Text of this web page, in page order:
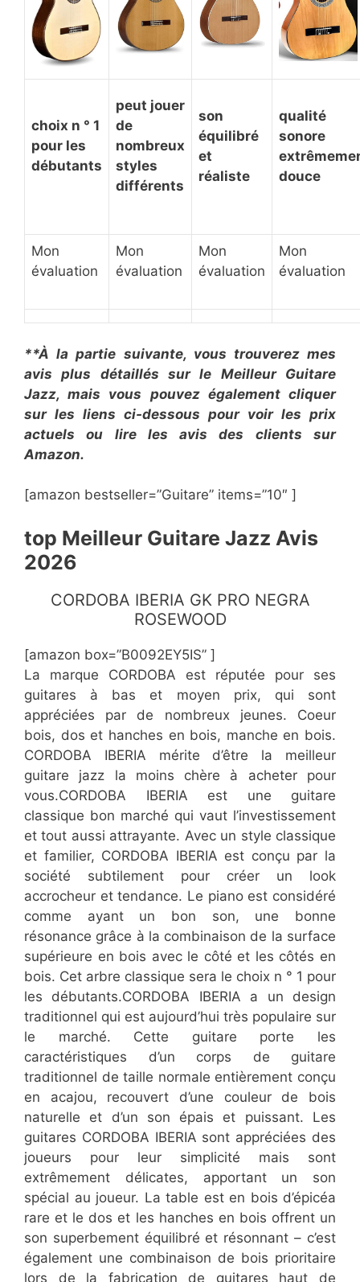
choix n ° 1
pour les
débutants
peut jouer
de
nombreux
styles
différents
son
équilibré
et
réaliste
qualité
sonore
douce
Mon
évaluation
Mon
évaluation
Mon
évaluation
Mon
évaluation
**À la partie suivante, vous trouverez mes
avis plus détaillés sur le Meilleur Guitare
Jazz, mais vous pouvez également cliquer
sur les liens ci-dessous pour voir les prix
actuels ou lire les avis des clients sur
Amazon.
[amazon bestseller=”Guitare” items=”10″ ]
top Meilleur Guitare Jazz Avis
2026
CORDOBA IBERIA GK PRO NEGRA
ROSEWOOD
[amazon box=”B0092EY5IS” ]
La marque CORDOBA est réputée pour ses
guitares à bas et moyen prix, qui sont
appréciées par de nombreux jeunes. Coeur
bois, dos et hanches en bois, manche en bois.
CORDOBA IBERIA mérite d’être la meilleur
guitare jazz la moins chère à acheter pour
vous.CORDOBA IBERIA est une guitare
classique bon marché qui vaut l’investissement
et tout aussi attrayante. Avec un style classique
et familier, CORDOBA IBERIA est conçu par la
société subtilement pour créer un look
accrocheur et tendance. Le piano est considéré
comme ayant un bon son, une bonne
résonance grâce à la combinaison de la surface
supérieure en bois avec le côté et les côtés en
bois. Cet arbre classique sera le choix n ° 1 pour
les débutants.CORDOBA IBERIA a un design
traditionnel qui est aujourd’hui très populaire sur
le marché. Cette guitare porte les
caractéristiques d’un corps de guitare
traditionnel de taille normale entièrement conçu
en acajou, recouvert d’une couleur de bois
naturelle et d’un son épais et puissant. Les
guitares CORDOBA IBERIA sont appréciées des
joueurs pour leur simplicité mais sont
extrêmement délicates, apportant un son
spécial au joueur. La table est en bois d’épicéa
rare et le dos et les hanches en bois offrent un
son superbement équilibré et résonnant – c’est
également une combinaison de bois prioritaire
lors de la fabrication de guitares haut de